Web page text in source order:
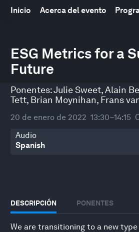
Inicio Acerca del evento
ESG Metrics for a
Future
Ponentes:Julie Sweet,Alain
Tett, Brian Moynihan, Frans
20 de enero de 2022 13:30–14:15
Audio
DESCRIPCIÓN PONENTES
We are transitioning to a new
seconds
of
45
minutes,
seconds